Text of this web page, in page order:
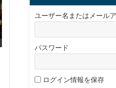
ユーザー名またはメール
パスワード
ログイン情報を保存